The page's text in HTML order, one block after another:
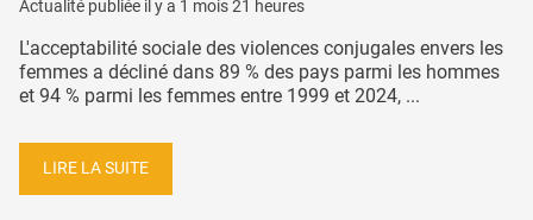
Actualité publiée il y a 1 mois 21 heures
L'acceptabilité sociale des violences conjugales envers les
femmes a décliné dans 89 % des pays parmi les hommes
et 94 % parmi les femmes entre 1999 et 2024, ...
LIRE LA SUITE